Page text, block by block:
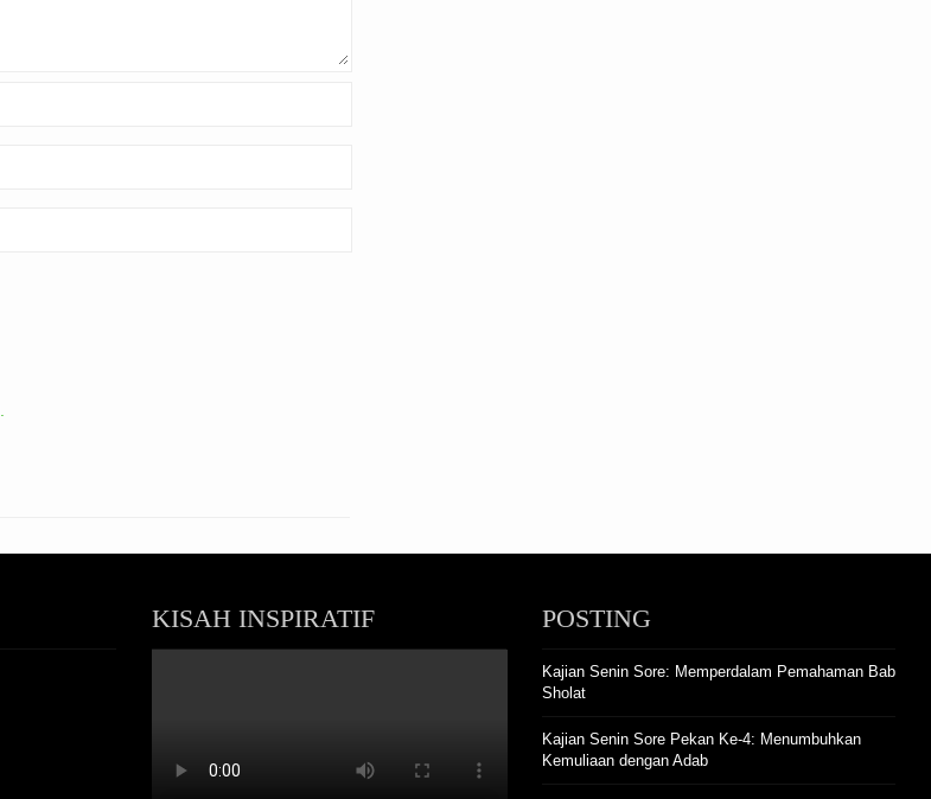
KISAH INSPIRATIF POSTING
Kajian Senin Sore: Memperdalam Pemahaman Bab
Sholat
Kajian Senin Sore Pekan Ke-4: Menumbuhkan
Kemuliaan dengan Adab